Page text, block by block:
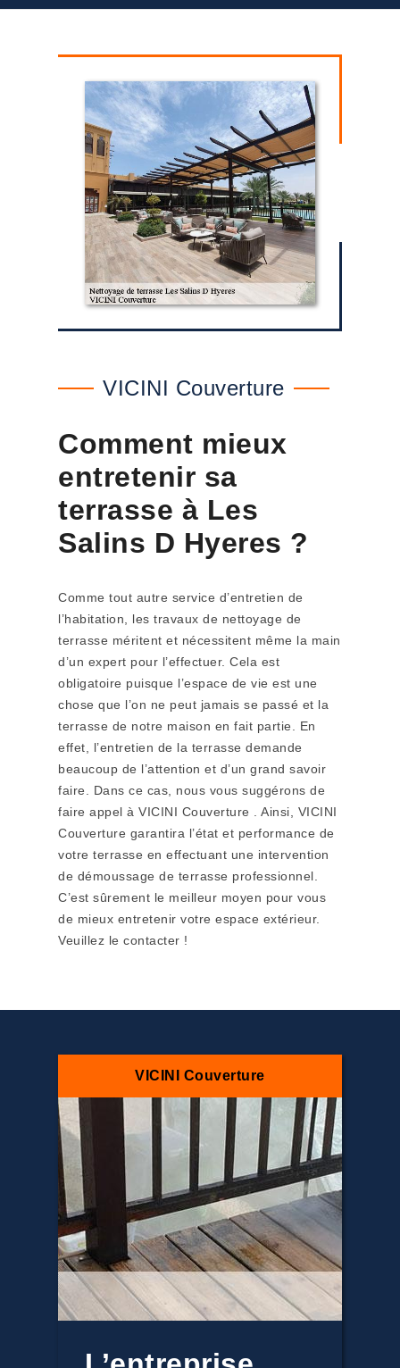
VICINI Couverture
Comment mieux
entretenir sa
terrasse à Les
Salins D Hyeres ?
Comme tout autre service d’entretien de
l’habitation, les travaux de nettoyage de
terrasse méritent et nécessitent même la main
d’un expert pour l’effectuer. Cela est
obligatoire puisque l’espace de vie est une
chose que l’on ne peut jamais se passé et la
terrasse de notre maison en fait partie. En
effet, l’entretien de la terrasse demande
beaucoup de l’attention et d’un grand savoir
faire. Dans ce cas, nous vous suggérons de
faire appel à VICINI Couverture . Ainsi, VICINI
Couverture garantira l’état et performance de
votre terrasse en effectuant une intervention
de démoussage de terrasse professionnel.
C’est sûrement le meilleur moyen pour vous
de mieux entretenir votre espace extérieur.
Veuillez le contacter !
VICINI Couverture